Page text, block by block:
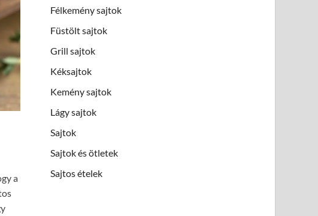
a
Félkemény sajtok
Füstölt sajtok
Grill sajtok
Kéksajtok
Kemény sajtok
Lágy sajtok
Sajtok
Sajtok és ötletek
Sajtos ételek